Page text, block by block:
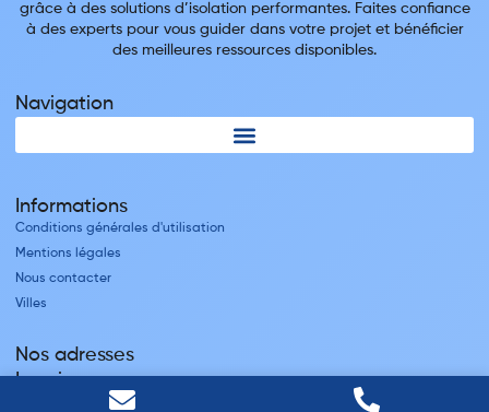
grâce à des solutions d’isolation performantes. Faites confiance
à des experts pour vous guider dans votre projet et bénéficier
des meilleures ressources disponibles.
Navigation
Informations
Conditions générales d'utilisation
Mentions légales
Nous contacter
Villes
Nos adresses
Louviers
45 avenue Winston Churchill, Louviers, France